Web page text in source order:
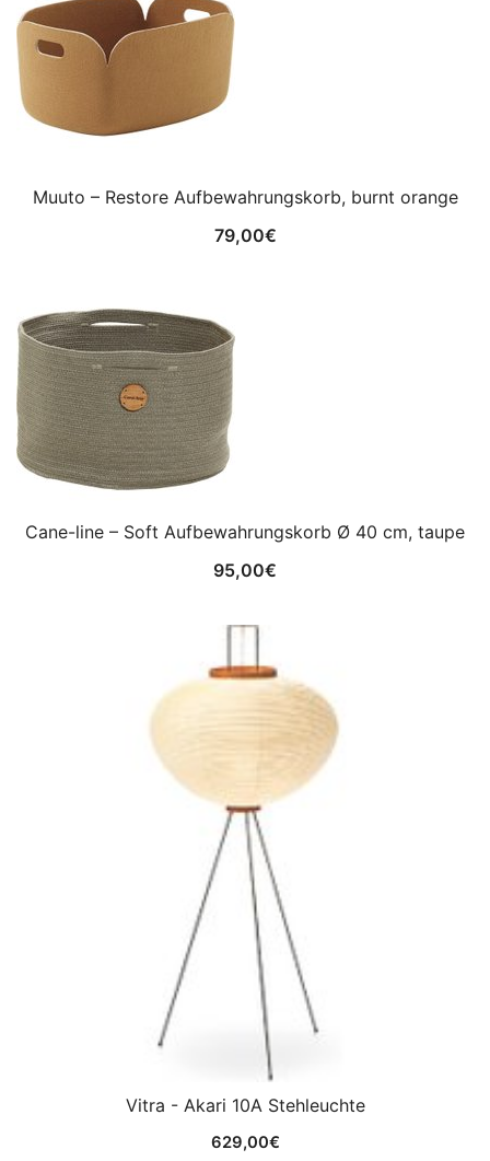
Muuto – Restore Aufbewahrungskorb, burnt orange
79,00€
Cane-line – Soft Aufbewahrungskorb Ø 40 cm, taupe
95,00€
Vitra - Akari 10A Stehleuchte
629,00€